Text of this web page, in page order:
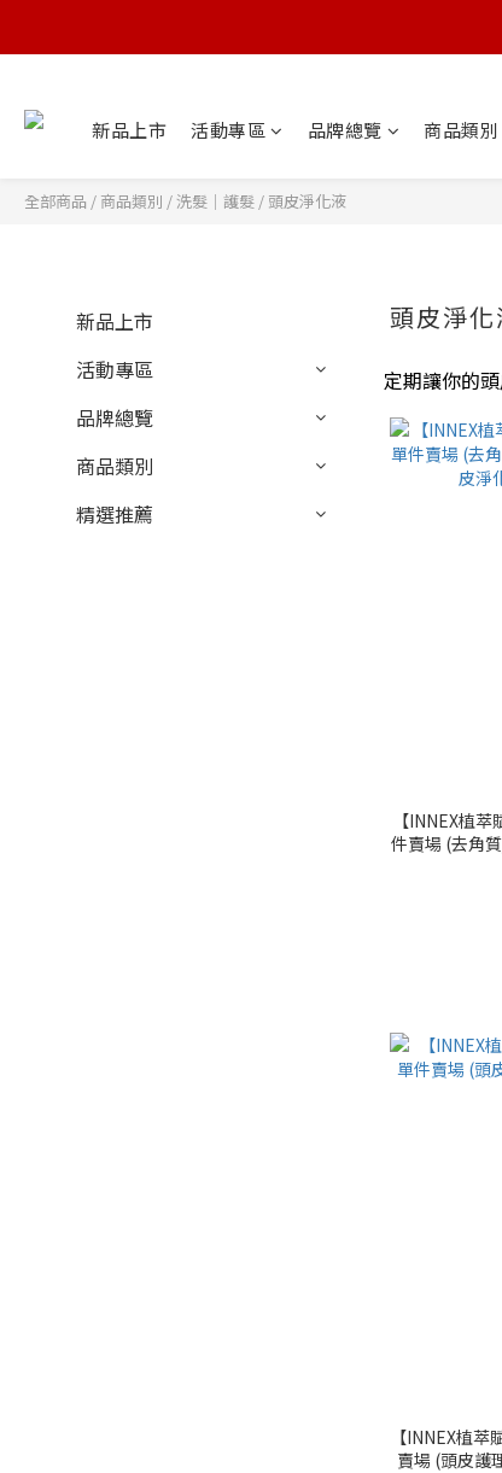
新品上市 活動專區 品牌總覽 商品類別
全部商品 / 商品類別 /洗髮｜護髮 / 頭皮淨化液
新品上市
活動專區
品牌總覽
商品類別
精選推薦
頭皮淨化
定期讓你的
【INNEX植
件賣場 (去角
淨
【INNEX植
賣場 (頭皮護